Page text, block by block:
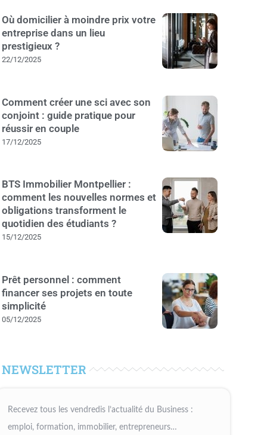
Où domicilier à moindre prix votre
entreprise dans un lieu
prestigieux ?
22/12/2025
Comment créer une sci avec son
conjoint : guide pratique pour
réussir en couple
17/12/2025
BTS Immobilier Montpellier :
comment les nouvelles normes et
obligations transforment le
quotidien des étudiants ?
15/12/2025
Prêt personnel : comment
financer ses projets en toute
simplicité
05/12/2025
NEWSLETTER
Recevez tous les vendredis l’actualité du Business :
emploi, formation, immobilier, entrepreneurs…